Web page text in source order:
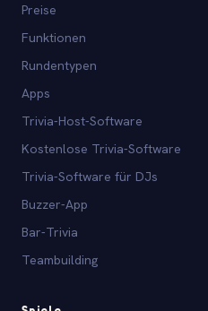
Preise
Funktionen
Rundentypen
Apps
Trivia-Host-Software
Kostenlose Trivia-Software
Trivia-Software für DJs
Buzzer-App
Bar-Trivia
Teambuilding